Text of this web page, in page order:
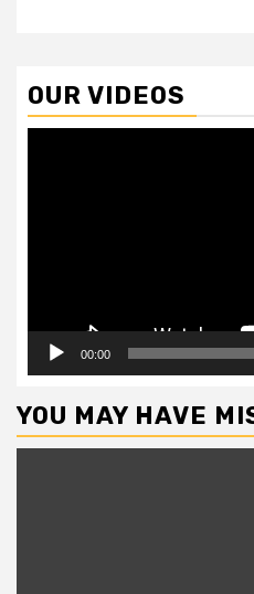
OUR VIDEOS
00:00
YOU MAY HAVE